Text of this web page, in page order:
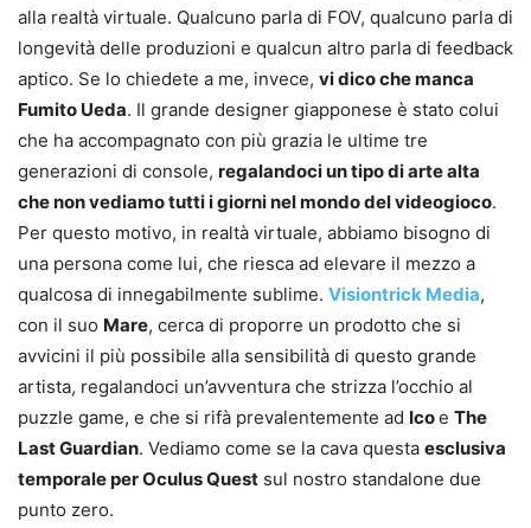
alla realtà virtuale. Qualcuno parla di FOV, qualcuno parla di
longevità delle produzioni e qualcun altro parla di feedback
aptico. Se lo chiedete a me, invece, vi dico che manca
Fumito Ueda. Il grande designer giapponese è stato colui
che ha accompagnato con più grazia le ultime tre
generazioni di console, regalandoci un tipo di arte alta
che non vediamo tutti i giorni nel mondo del videogioco.
Per questo motivo, in realtà virtuale, abbiamo bisogno di
una persona come lui, che riesca ad elevare il mezzo a
qualcosa di innegabilmente sublime. Visiontrick Media,
con il suo Mare, cerca di proporre un prodotto che si
avvicini il più possibile alla sensibilità di questo grande
artista, regalandoci un’avventura che strizza l’occhio al
puzzle game, e che si rifà prevalentemente ad Icoe The
Last Guardian. Vediamo come se la cava questa esclusiva
temporale per Oculus Quest sul nostro standalone due
punto zero.